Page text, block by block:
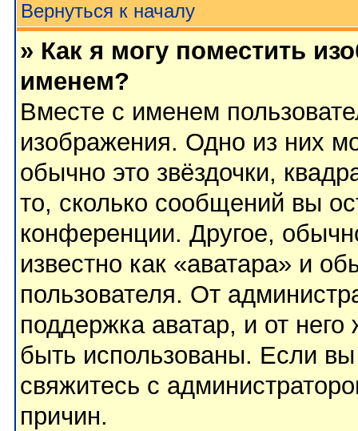
Вернуться к началу
» Как я могу поместить
именем?
Вместе с именем
изображения. Одно из них
обычно это звёздочки,
то, сколько сообщений вы
конференции. Другое,
известно как «аватара» и
пользователя. От
поддержка аватар, и от него
быть использованы. Если
свяжитесь с
причин.